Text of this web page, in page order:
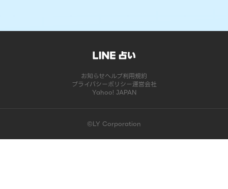
お知らせヘルプ利用規約
プライバシーポリシー運営会社
Yahoo! JAPAN
©LY Corporation
このコンテンツは掲載が終了しました | LINE占い